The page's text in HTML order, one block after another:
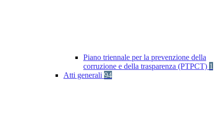
Piano triennale per la prevenzione della
corruzione e della trasparenza (PTPCT) 1
Atti generali 94